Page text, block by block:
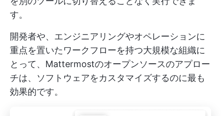
す。
開発者や、エンジニアリングやオペレーションに
重点を置いたワークフローを持つ大規模な組織に
とって、Mattermostのオープンソースのアプロー
チは、ソフトウェアをカスタマイズするのに最も
効果的です。